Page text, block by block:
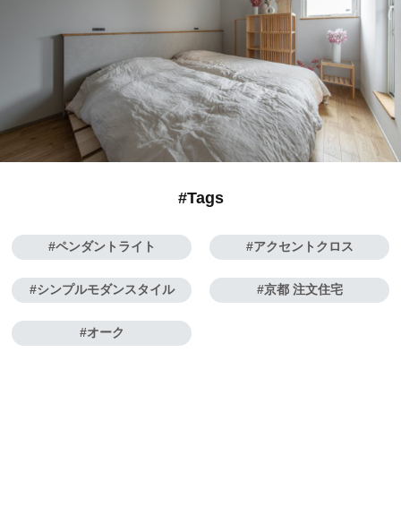
#Tags
ペンダントライト アクセントクロス
シンプルモダンスタイル 京都 注文住宅
オーク